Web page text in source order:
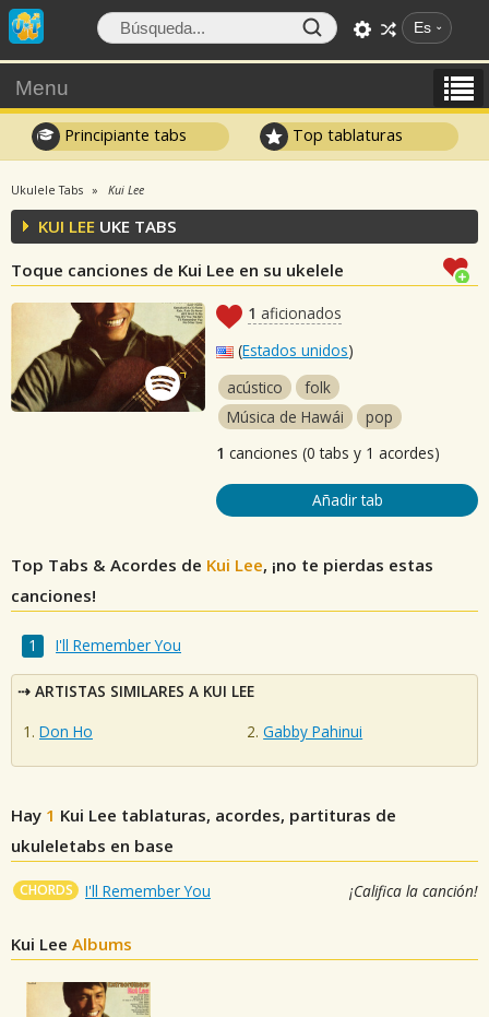
Es
Menu
Principiante tabs Top tablaturas
Ukulele Tabs Kui Lee
KUI LEE UKE TABS
Toque canciones de Kui Lee en su ukelele
1 aficionados
(Estados unidos)
acústico
folk
Música de Hawái
pop
1 canciones (0 tabs y 1 acordes)
Añadir tab
Top Tabs & Acordes de Kui Lee, ¡no te pierdas estas
canciones!
I'll Remember You
ARTISTAS SIMILARES A KUI LEE
Don Ho
Gabby Pahinui
Hay 1 Kui Lee tablaturas, acordes, partituras de
ukuleletabs en base
CHORDS I'll Remember You ¡Califica la canción!
Kui Lee Albums